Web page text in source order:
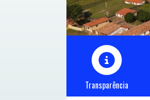
Transparência